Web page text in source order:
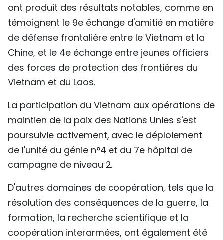
ont produit des résultats notables, comme en
témoignent le 9e échange d'amitié en matière
de défense frontalière entre le Vietnam et la
Chine, et le 4e échange entre jeunes officiers
des forces de protection des frontières du
Vietnam et du Laos.
La participation du Vietnam aux opérations de
maintien de la paix des Nations Unies s'est
poursuivie activement, avec le déploiement
de l'unité du génie n°4 et du 7e hôpital de
campagne de niveau 2.
D'autres domaines de coopération, tels que la
résolution des conséquences de la guerre, la
formation, la recherche scientifique et la
coopération interarmées, ont également été